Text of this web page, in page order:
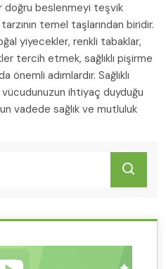
doğru beslenmeyi teşvik
temel taşlarından biridir.
yiyecekler, renkli tabaklar,
tercih etmek, sağlıklı pişirme
adımlardır. Sağlıklı
ihtiyaç duyduğu
vadede sağlık ve mutluluk